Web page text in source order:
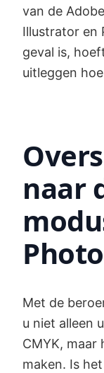
van de
Illustrator en
geval is,
uitleggen
naar
Met de
u niet alleen
CMYK, maar
maken. Is